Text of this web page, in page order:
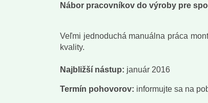
Nábor pracovníkov do výroby pre
Veľmi jednoduchá manuálna práca
kvality.
Najbližší nástup: január 2016
Termín pohovorov: informujte sa na